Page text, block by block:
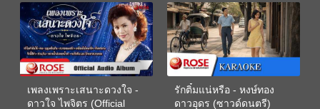
เพลงเพราะเสนาะดวงใจ -
ดาวใจ ไพจิตร (Official
รักติ๋มแน่หรือ - หงษ์ทอง
ดาวอุดร (ซาวด์ดนตรี)